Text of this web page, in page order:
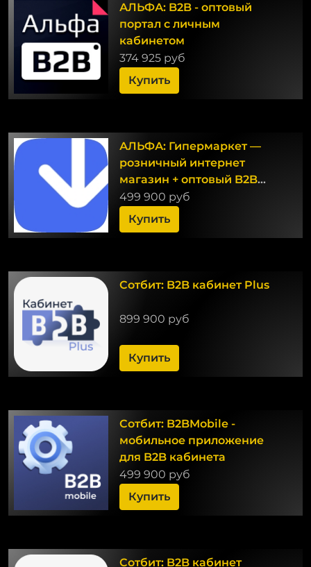
АЛЬФА: B2B - оптовый
портал с личным
кабинетом
374 925 руб
Купить
АЛЬФА: Гипермаркет —
розничный интернет
магазин + оптовый B2B
портал с кабинетом дилера
499 900 руб
Купить
Сотбит: B2B кабинет Plus
899 900 руб
Купить
Сотбит: B2BMobile -
мобильное приложение
для B2B кабинета
499 900 руб
Купить
Сотбит: B2B кабинет